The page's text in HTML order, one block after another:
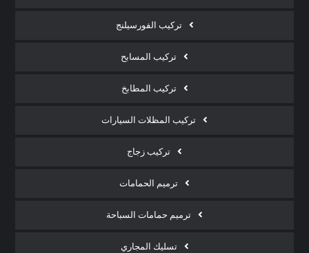
تركيب الفورسيلنج
تركيب المسابح
تركيب المطابخ
تركيب المظلات السيارات
تركيب زجاج
ترميم الحمامات
ترميم حمامات السباحة
تسليك المجاري